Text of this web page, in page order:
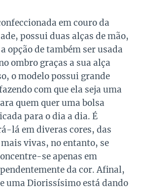
em couro da
possui duas alças de mão,
opção de também ser usada
ombro graças a sua alça
o modelo possui grande
com que ela seja uma
quem quer uma bolsa
para o dia a dia. É
lá em diveras cores, das
vivas, no entanto, se
se apenas em
da cor. Afinal,
uma Diorissísimo está dando